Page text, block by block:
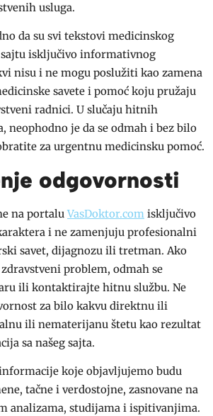
usluga.
da su svi tekstovi medicinskog
sajtu isključivo informativnog
nisu i ne mogu poslužiti kao zamena
savete i pomoć koju pružaju
radnici. U slučaju hitnih
neophodno je da se odmah i bez bilo
za urgentnu medicinsku pomoć.
odgovornosti
na portaluVasDoktor.com isključivo
i ne zamenjuju profesionalni
savet, dijagnozu ili tretman. Ako
problem, odmah se
ili kontaktirajte hitnu službu. Ne
za bilo kakvu direktnu ili
ili nematerijanu štetu kao rezultat
sa našeg sajta.
koje objavljujemo budu
tačne i verdostojne, zasnovane na
analizama, studijama i ispitivanjima.